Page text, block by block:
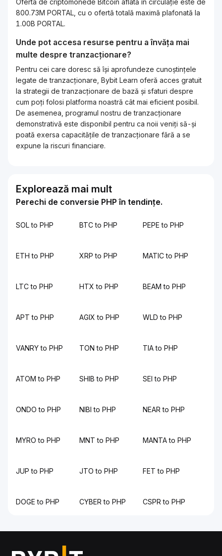
Oferta de criptomonede Bitcoin aflată în circulație este de
800.73M PORTAL, cu o ofertă totală maximă plafonată la
1.00B PORTAL.
Unde pot accesa resurse pentru a învăța mai
multe despre tranzacționare?
Pentru cei care doresc să își aprofundeze cunoștințele
legate de tranzacționare, Bybit Learn oferă acces gratuit
la strategii de tranzacționare de bază și sfaturi despre
cum poți folosi platforma noastră cât mai eficient posibil.
De asemenea, programul nostru de tranzacționare
demonstrativă este disponibil pentru ca noii veniți să-și
poată exersa capacitățile de tranzacționare fără a se
expune la riscuri financiare.
Explorează mai mult
Perechi de conversie PHP în tendințe.
SOL to PHP BTC to PHP PEPE to PHP
ETH to PHP XRP to PHP MATIC to PHP
LTC to PHP HTX to PHP BEAM to PHP
APT to PHP AGIX to PHP WLD to PHP
VANRY to PHP TON to PHP TIA to PHP
ATOM to PHP SHIB to PHP SEI to PHP
ONDO to PHP NIBI to PHP NEAR to PHP
MYRO to PHP MNT to PHP MANTA to PHP
JUP to PHP JTO to PHP FET to PHP
DOGE to PHP CYBER to PHP CSPR to PHP